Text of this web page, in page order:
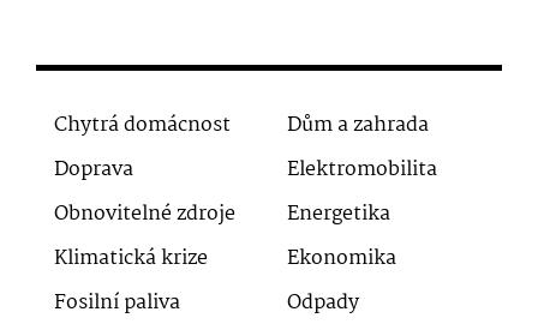
Chytrá domácnost
Dům a zahrada
Doprava
Elektromobilita
Obnovitelné zdroje
Energetika
Klimatická krize
Ekonomika
Fosilní paliva
Odpady